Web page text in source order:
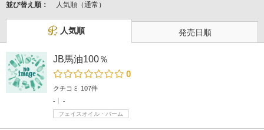
並び替え順：
人気順（通常）
人気順 発売日順
JB馬油100％
0
クチコミ 107件
-
-
フェイスオイル・バーム